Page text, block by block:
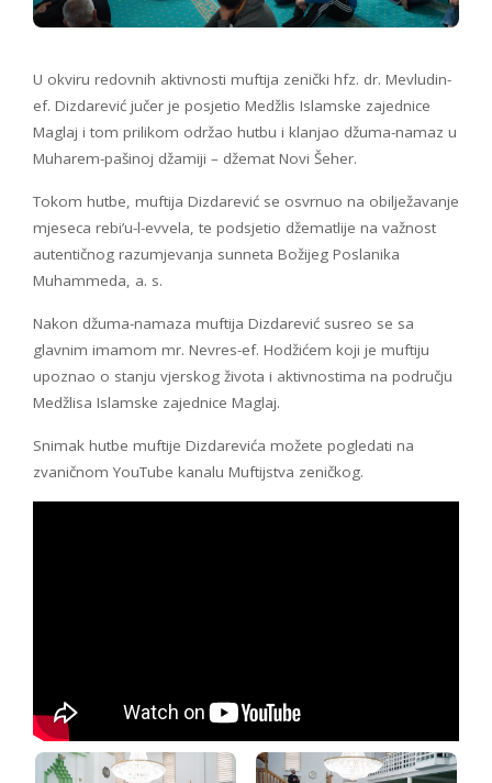
U okviru redovnih aktivnosti muftija zenički hfz. dr. Mevludin-
ef. Dizdarević jučer je posjetio Medžlis Islamske zajednice
Maglaj i tom prilikom održao hutbu i klanjao džuma-namaz u
Muharem-pašinoj džamiji – džemat Novi Šeher.
Tokom hutbe, muftija Dizdarević se osvrnuo na obilježavanje
mjeseca rebi’u-l-evvela, te podsjetio džematlije na važnost
autentičnog razumjevanja sunneta Božijeg Poslanika
Muhammeda, a. s.
Nakon džuma-namaza muftija Dizdarević susreo se sa
glavnim imamom mr. Nevres-ef. Hodžićem koji je muftiju
upoznao o stanju vjerskog života i aktivnostima na području
Medžlisa Islamske zajednice Maglaj.
Snimak hutbe muftije Dizdarevića možete pogledati na
zvaničnom YouTube kanalu Muftijstva zeničkog.